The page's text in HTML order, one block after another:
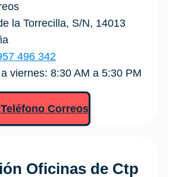
la Torrecilla, S/N, 14013
496 342
viernes: 8:30 AM a 5:30 PM
Correos
Oficinas de Ctp